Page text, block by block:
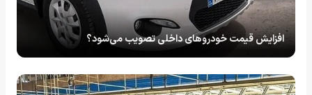
افزایش قیمت خودروهای داخلی تصویب می‌شود؟